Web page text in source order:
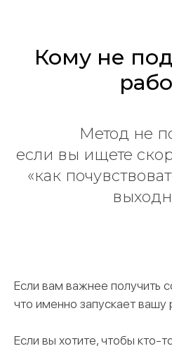
Кому не
Метод не
если вы ищете
«как
Если вам важнее получить
что именно запускает вашу
Если вы хотите, чтобы кто-